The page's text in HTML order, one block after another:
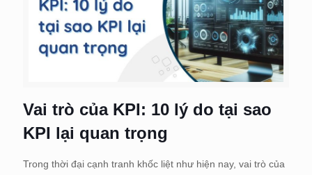
Vai trò của KPI: 10 lý do tại sao
KPI lại quan trọng
Trong thời đại cạnh tranh khốc liệt như hiện nay, vai trò của